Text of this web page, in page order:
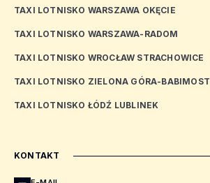
TAXI LOTNISKO WARSZAWA OKĘCIE
TAXI LOTNISKO WARSZAWA-RADOM
TAXI LOTNISKO WROCŁAW STRACHOWICE
TAXI LOTNISKO ZIELONA GÓRA-BABIMOST
TAXI LOTNISKO ŁÓDŹ LUBLINEK
KONTAKT